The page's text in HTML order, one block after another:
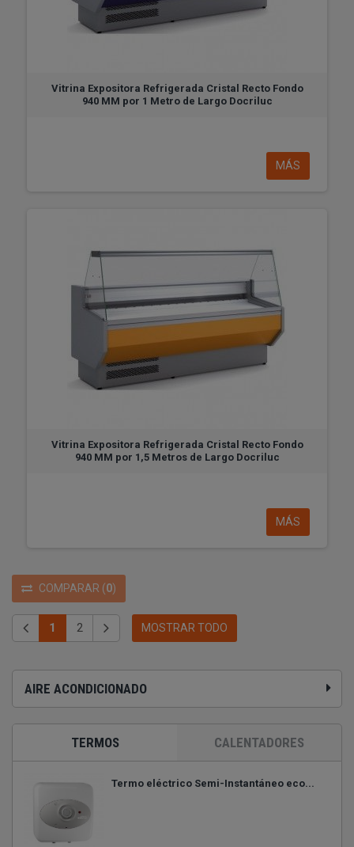
AIRE ACONDICIONADO
TERMOS CALENTADORES
Termo eléctrico Semi-Instantáneo eco...
Vitrina Expositora Refrigerada Cristal Recto Fondo
940 MM por 1 Metro de Largo Docriluc
MÁS
Vitrina Expositora Refrigerada Cristal Recto Fondo
940 MM por 1,5 Metros de Largo Docriluc
MÁS
COMPARAR (0)
1 2 MOSTRAR TODO